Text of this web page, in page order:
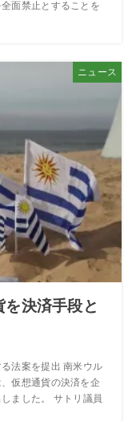
面禁止とすることを
ニュース
決済手段と
法案を提出 南米ウル
仮想通貨の決済を企
ました。 サトリ議員